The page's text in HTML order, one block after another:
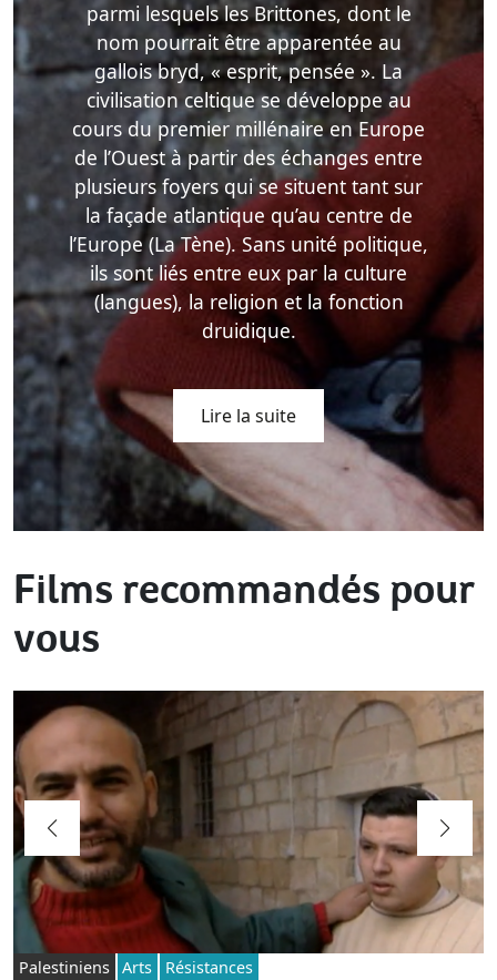
parmi lesquels les Brittones, dont le
nom pourrait être apparentée au
gallois bryd, « esprit, pensée ». La
civilisation celtique se développe au
cours du premier millénaire en Europe
de l’Ouest à partir des échanges entre
plusieurs foyers qui se situent tant sur
la façade atlantique qu’au centre de
l’Europe (La Tène). Sans unité politique,
ils sont liés entre eux par la culture
(langues), la religion et la fonction
druidique.
Lire la suite
Films recommandés pour
vous
Palestiniens Arts Résistances